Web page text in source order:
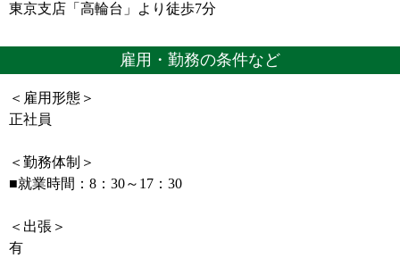
東京支店「高輪台」より徒歩7分
雇用・勤務の条件など
＜雇用形態＞
正社員
＜勤務体制＞
■就業時間：8：30～17：30
＜出張＞
有